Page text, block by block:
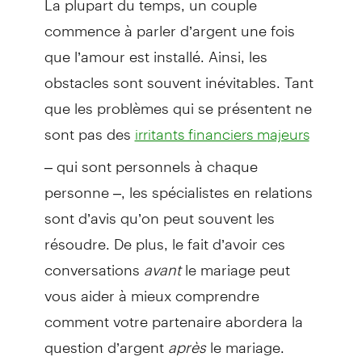
commence à parler d’argent une fois
que l’amour est installé. Ainsi, les
obstacles sont souvent inévitables. Tant
que les problèmes qui se présentent ne
sont pas des irritants financiers majeurs
– qui sont personnels à chaque
personne –, les spécialistes en relations
sont d’avis qu’on peut souvent les
résoudre. De plus, le fait d’avoir ces
conversations avantle mariage peut
vous aider à mieux comprendre
comment votre partenaire abordera la
question d’argentaprèsle mariage.